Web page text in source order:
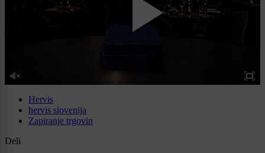
Hervis
hervis slovenija
Zapiranje trgovin
Deli